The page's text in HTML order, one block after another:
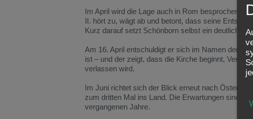
Im April wird die Lage auch in Rom besprochen.
II. hört zu, wägt ab und betont, dass seine
Kurz darauf setzt Schönborn selbst ein deutliches
Am 16. April entschuldigt er sich im Namen der
ist – und der zeigt, dass die Kirche beginnt,
verlassen wird.
Im Juni richtet sich der Blick erneut nach
zum dritten Mal ins Land. Die Erwartungen sind
vergangenen Jahre.